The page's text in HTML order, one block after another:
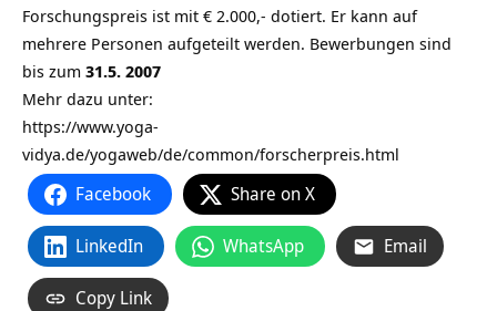
Forschungspreis ist mit € 2.000,- dotiert. Er kann auf
mehrere Personen aufgeteilt werden. Bewerbungen sind
bis zum 31.5. 2007
Mehr dazu unter:
https://www.yoga-
vidya.de/yogaweb/de/common/forscherpreis.html
Facebook Share on X
LinkedIn WhatsApp Email
Copy Link